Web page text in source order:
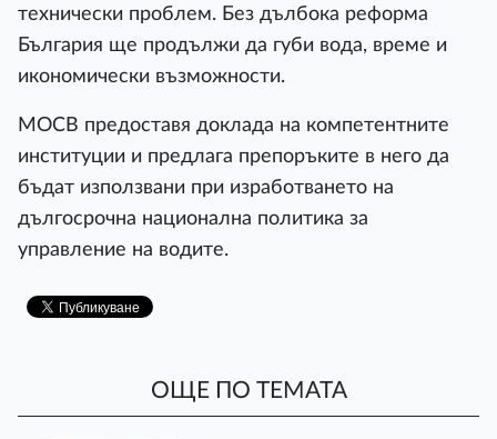
технически проблем. Без дълбока реформа
България ще продължи да губи вода, време и
икономически възможности.
МОСВ предоставя доклада на компетентните
институции и предлага препоръките в него да
бъдат използвани при изработването на
дългосрочна национална политика за
управление на водите.
ОЩЕ ПО ТЕМАТА